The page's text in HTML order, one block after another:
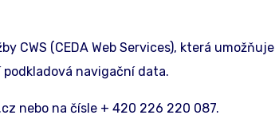
CWS (CEDA Web Services), která umožňuje
navigační data.
nebo na čísle + 420 226 220 087.